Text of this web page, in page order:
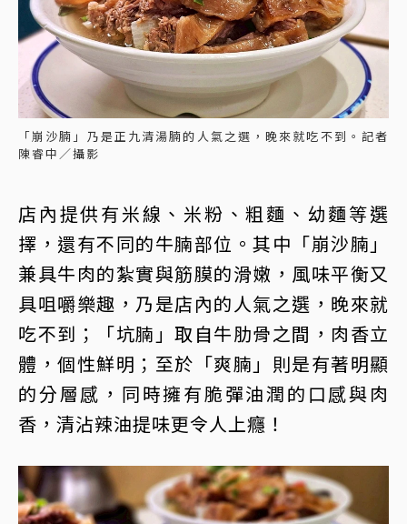
「崩沙腩」乃是正九清湯腩的人氣之選，晚來就吃不到。記者
陳睿中／攝影
店內提供有米線、米粉、粗麵、幼麵等選
擇，還有不同的牛腩部位。其中「崩沙腩」
兼具牛肉的紮實與筋膜的滑嫩，風味平衡又
具咀嚼樂趣，乃是店內的人氣之選，晚來就
吃不到；「坑腩」取自牛肋骨之間，肉香立
體，個性鮮明；至於「爽腩」則是有著明顯
的分層感，同時擁有脆彈油潤的口感與肉
香，清沾辣油提味更令人上癮！